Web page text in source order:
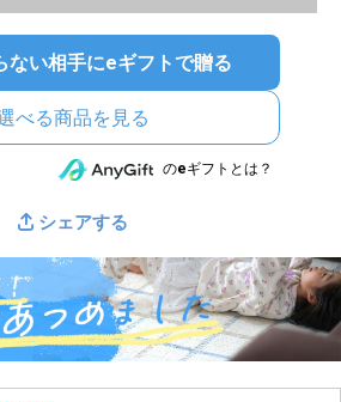
ない相手にeギフトで贈る
べる商品を見る
のeギフトとは？
シェアする